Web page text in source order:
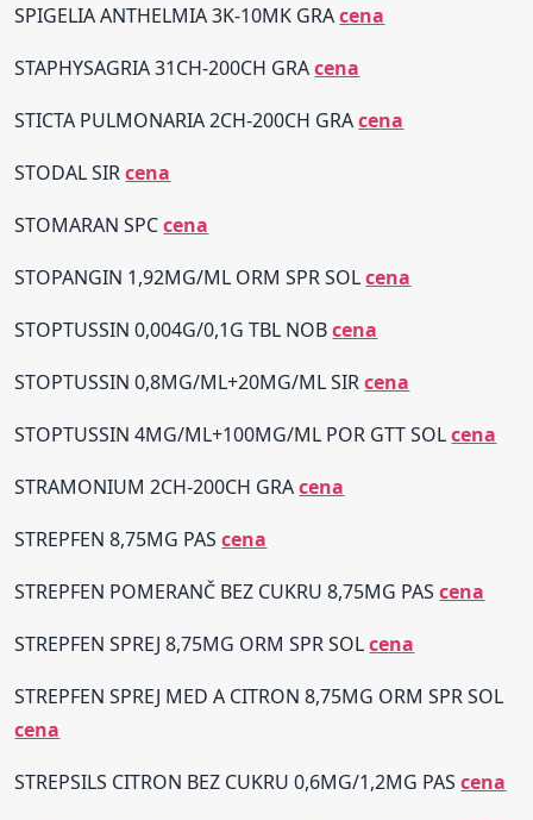
SPIGELIA ANTHELMIA 3K-10MK GRAcena
STAPHYSAGRIA 31CH-200CH GRAcena
STICTA PULMONARIA 2CH-200CH GRAcena
STODAL SIRcena
STOMARAN SPCcena
STOPANGIN 1,92MG/ML ORM SPR SOLcena
STOPTUSSIN 0,004G/0,1G TBL NOBcena
STOPTUSSIN 0,8MG/ML+20MG/ML SIRcena
STOPTUSSIN 4MG/ML+100MG/ML POR GTT SOLcena
STRAMONIUM 2CH-200CH GRAcena
STREPFEN 8,75MG PAScena
STREPFEN POMERANČ BEZ CUKRU 8,75MG PAScena
STREPFEN SPREJ 8,75MG ORM SPR SOLcena
STREPFEN SPREJ MED A CITRON 8,75MG ORM SPR SOL
cena
STREPSILS CITRON BEZ CUKRU 0,6MG/1,2MG PAScena